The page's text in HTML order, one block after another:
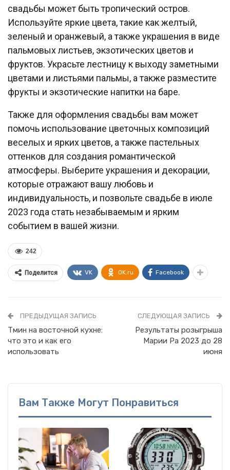
свадьбы может быть тропический остров.
Используйте яркие цвета, такие как желтый,
зеленый и оранжевый, а также украшения в виде
пальмовых листьев, экзотических цветов и
фруктов. Украсьте лестницу к выходу заметными
цветами и листьями пальмы, а также разместите
фрукты и экзотические напитки на баре.
Также для оформления свадьбы вам может
помочь использование цветочных композиций
веселых и ярких цветов, а также пастельных
оттенков для создания романтической
атмосферы. Выберите украшения и декорации,
которые отражают вашу любовь и
индивидуальность, и позвольте свадьбе в июле
2023 года стать незабываемым и ярким
событием в вашей жизни.
242
Поделится VK OK.ru Facebook
ПРЕДЫДУЩАЯ ЗАПИСЬ
Тмин на восточной кухне:
что это и как его
использовать
СЛЕДУЮЩАЯ ЗАПИСЬ
Результаты розыгрыша
Марии Ра 2023 до 28
июня
Вам Также Могут Понравиться